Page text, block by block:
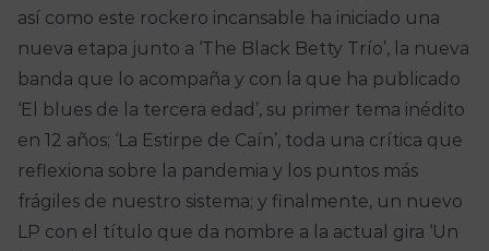
así como este rockero incansable ha iniciado una
nueva etapa junto a ‘The Black Betty Trío’, la nueva
banda que lo acompaña y con la que ha publicado
‘El blues de la tercera edad’, su primer tema inédito
en 12 años; ‘La Estirpe de Caín’, toda una crítica que
reflexiona sobre la pandemia y los puntos más
frágiles de nuestro sistema; y finalmente, un nuevo
LP con el título que da nombre a la actual gira ‘Un